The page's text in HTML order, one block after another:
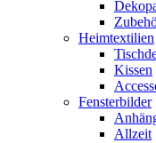
Heimtextilien
Kissen
Fensterbilder
Allzeit